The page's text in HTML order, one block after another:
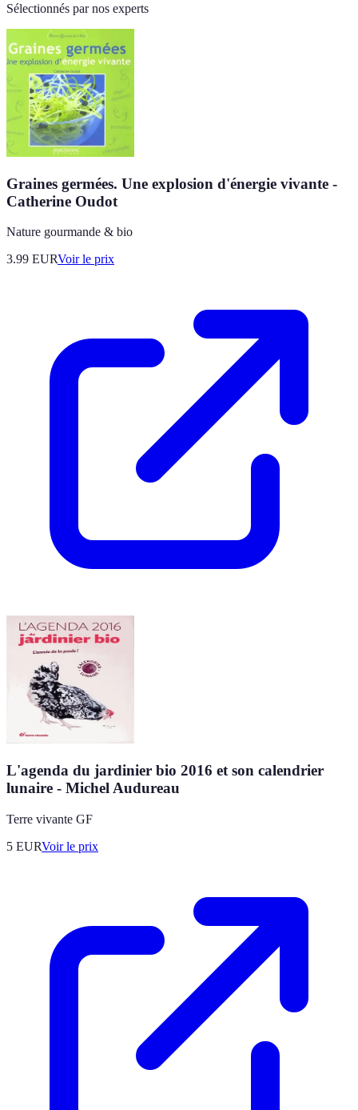
Sélectionnés par nos experts
Graines germées. Une explosion d'énergie vivante -
Catherine Oudot
Nature gourmande & bio
3.99 EURVoir le prix
L'agenda du jardinier bio 2016 et son calendrier
lunaire - Michel Audureau
Terre vivante GF
5 EURVoir le prix